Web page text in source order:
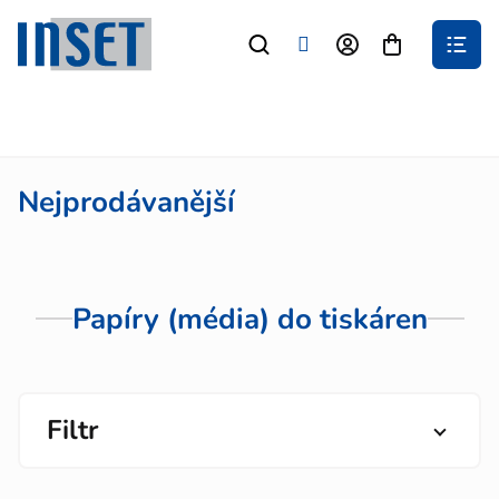
obsah
Nákupní
Papíry (média) do tiskáren
Filtr
Nejprodávanější